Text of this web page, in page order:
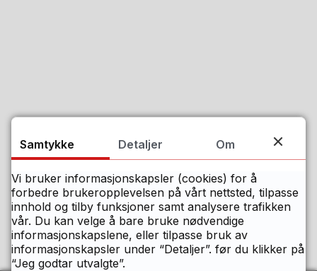
Fant du det du lette etter på denne
siden?
Ja Nei
Samtykke Detaljer Om
Vi bruker informasjonskapsler (cookies) for å
forbedre brukeropplevelsen på vårt nettsted, tilpasse
innhold og tilby funksjoner samt analysere trafikken
vår. Du kan velge å bare bruke nødvendige
informasjonskapslene, eller tilpasse bruk av
informasjonskapsler under “Detaljer”. før du klikker på
“Jeg godtar utvalgte”.